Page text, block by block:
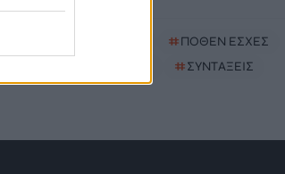
#ΠΟΘΕΝ ΕΣΧΕΣ
#ΣΥΝΤΑΞΕΙΣ